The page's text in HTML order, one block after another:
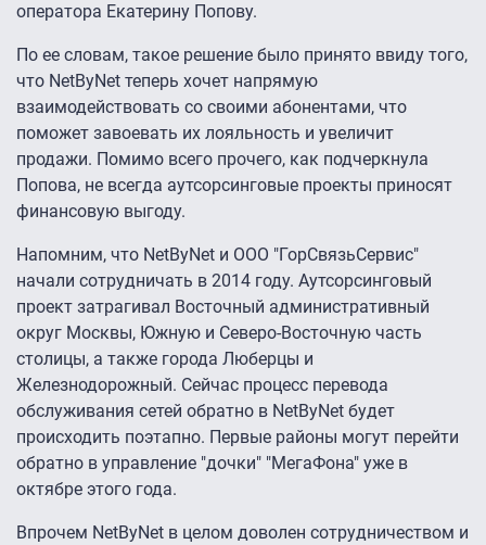
оператора Екатерину Попову.
По ее словам, такое решение было принято ввиду того,
что NetByNet теперь хочет напрямую
взаимодействовать со своими абонентами, что
поможет завоевать их лояльность и увеличит
продажи. Помимо всего прочего, как подчеркнула
Попова, не всегда аутсорсинговые проекты приносят
финансовую выгоду.
Напомним, что NetByNet и ООО "ГорСвязьСервис"
начали сотрудничать в 2014 году. Аутсорсинговый
проект затрагивал Восточный административный
округ Москвы, Южную и Северо-Восточную часть
столицы, а также города Люберцы и
Железнодорожный. Сейчас процесс перевода
обслуживания сетей обратно в NetByNet будет
происходить поэтапно. Первые районы могут перейти
обратно в управление "дочки" "МегаФона" уже в
октябре этого года.
Впрочем NetByNet в целом доволен сотрудничеством и